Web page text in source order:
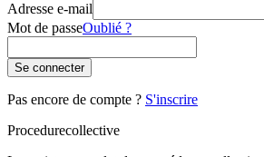
Adresse e-mail
Mot de passeOublié ?
Se connecter
Pas encore de compte ? S'inscrire
Procedurecollective